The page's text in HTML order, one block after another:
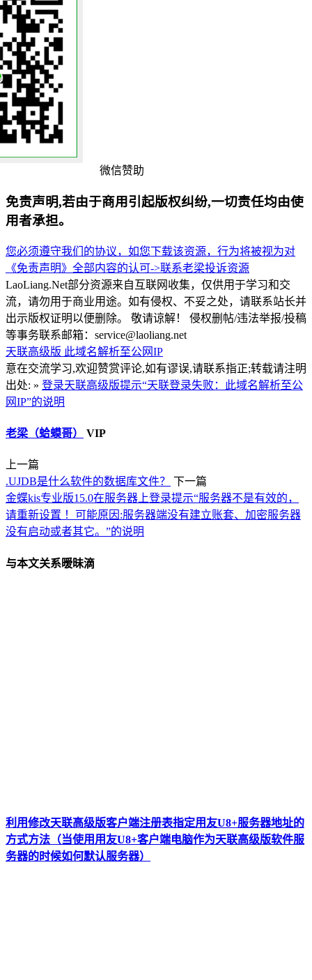
微信赞助
免责声明,若由于商用引起版权纠纷,一切责任均由使
用者承担。
您必须遵守我们的协议，如您下载该资源，行为将被视为对
《免责声明》全部内容的认可->联系老梁投诉资源
LaoLiang.Net部分资源来自互联网收集，仅供用于学习和交
流，请勿用于商业用途。如有侵权、不妥之处，请联系站长并
出示版权证明以便删除。 敬请谅解！ 侵权删帖/违法举报/投稿
等事务联系邮箱：service@laoliang.net
天联高级版 此域名解析至公网IP
意在交流学习,欢迎赞赏评论,如有谬误,请联系指正;转载请注明
出处: » 登录天联高级版提示“天联登录失败：此域名解析至公
网IP”的说明
老梁（蛤蟆哥） VIP
上一篇
.UJDB是什么软件的数据库文件？
下一篇
金蝶kis专业版15.0在服务器上登录提示“服务器不是有效的，
请重新设置 ！可能原因:服务器端没有建立账套、加密服务器
没有启动或者其它。”的说明
与本文关系暧昧滴
利用修改天联高级版客户端注册表指定用友U8+服务器地址的
方式方法（当使用用友U8+客户端电脑作为天联高级版软件服
务器的时候如何默认服务器）